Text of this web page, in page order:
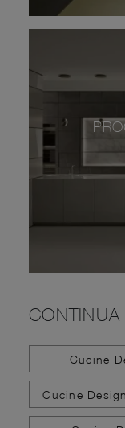
Cucine
Cucine